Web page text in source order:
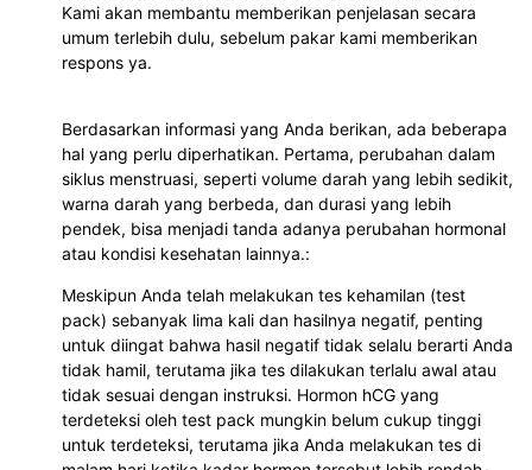
Kami akan membantu memberikan penjelasan secara
umum terlebih dulu, sebelum pakar kami memberikan
respons ya.
Berdasarkan informasi yang Anda berikan, ada beberapa
hal yang perlu diperhatikan. Pertama, perubahan dalam
siklus menstruasi, seperti volume darah yang lebih sedikit,
warna darah yang berbeda, dan durasi yang lebih
pendek, bisa menjadi tanda adanya perubahan hormonal
atau kondisi kesehatan lainnya.:
Meskipun Anda telah melakukan tes kehamilan (test
pack) sebanyak lima kali dan hasilnya negatif, penting
untuk diingat bahwa hasil negatif tidak selalu berarti Anda
tidak hamil, terutama jika tes dilakukan terlalu awal atau
tidak sesuai dengan instruksi. Hormon hCG yang
terdeteksi oleh test pack mungkin belum cukup tinggi
untuk terdeteksi, terutama jika Anda melakukan tes di